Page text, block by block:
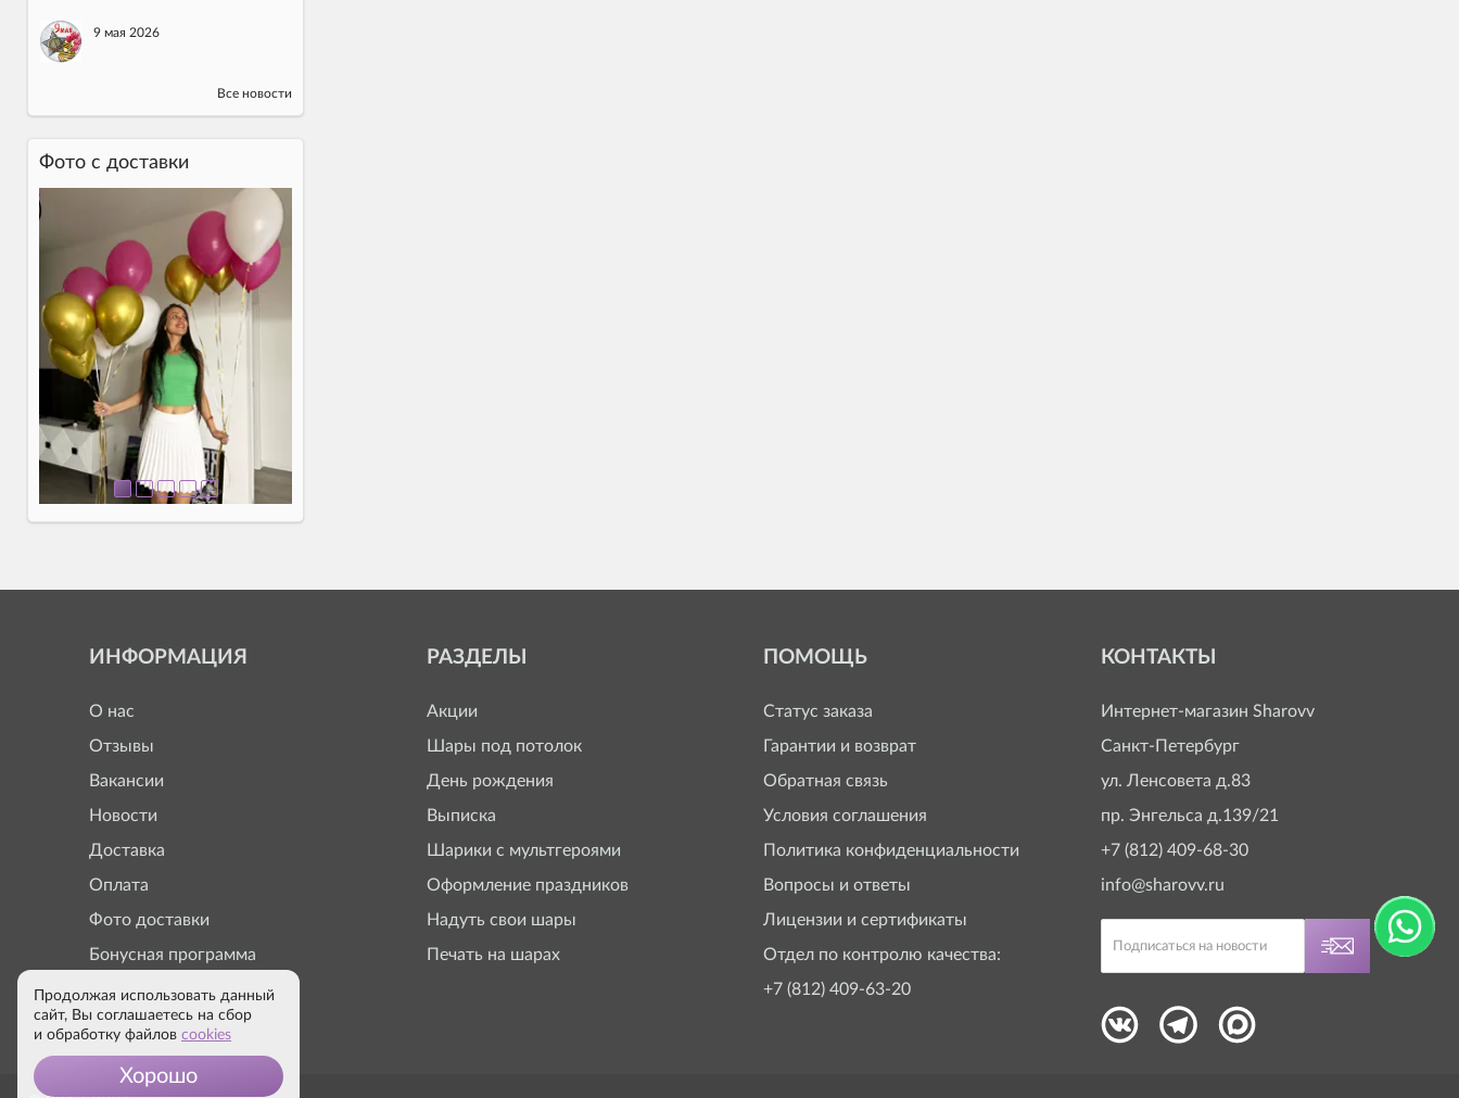
9 мая 2026
Все новости
Фото c доставки
ИНФОРМАЦИЯ
О нас
Отзывы
Вакансии
Новости
Доставка
Оплата
Фото доставки
Бонусная программа
РАЗДЕЛЫ
Акции
Шары под потолок
День рождения
Выписка
Шарики с мультгероями
Оформление праздников
Надуть свои шары
Печать на шарах
ПОМОЩЬ
Статус заказа
Гарантии и возврат
Обратная связь
Условия соглашения
Политика конфиденциальности
Вопросы и ответы
Лицензии и сертификаты
Отдел по контролю качества:
+7 (812) 409-63-20
КОНТАКТЫ
Интернет-магазин Sharovv
Санкт-Петербург
ул. Ленсовета д.83
пр. Энгельса д.139/21
+7 (812) 409-68-30
info@sharovv.ru
Продолжая использовать данный
сайт, Вы соглашаетесь на сбор
и обработку файлов cookies
Хорошо